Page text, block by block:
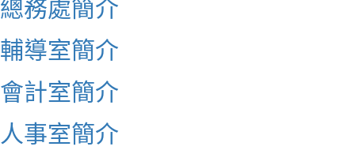
輔導室簡介
會計室簡介
人事室簡介